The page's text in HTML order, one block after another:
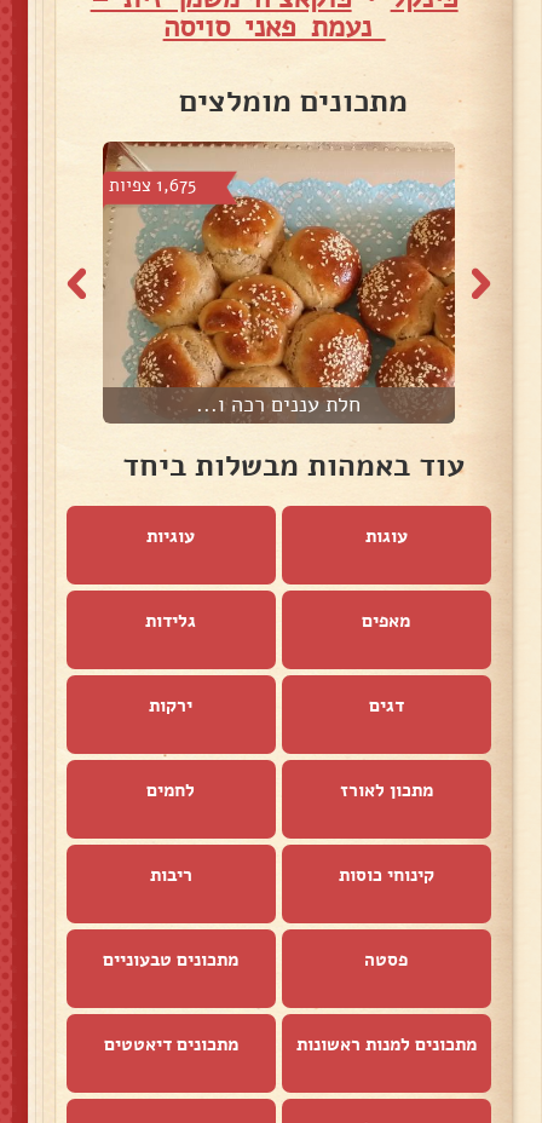
נעמת פאני סויסה
מתכונים מומלצים
1,675 צפיות
חלת עננים רכה ו...
עוד באמהות מבשלות ביחד
עוגות עוגיות
מאפים גלידות
דגים ירקות
מתכון לאורז לחמים
קינוחי כוסות ריבות
פסטה מתכונים טבעוניים
מתכונים למנות ראשונות מתכונים דיאטטים